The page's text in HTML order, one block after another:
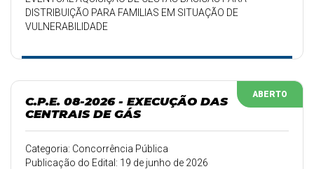
DISTRIBUIÇÃO PARA FAMILIAS EM SITUAÇÃO DE
VULNERABILIDADE
ABERTO
C.P.E. 08-2026 - EXECUÇÃO DAS
CENTRAIS DE GÁS
Categoria: Concorrência Pública
Publicação do Edital: 19 de junho de 2026